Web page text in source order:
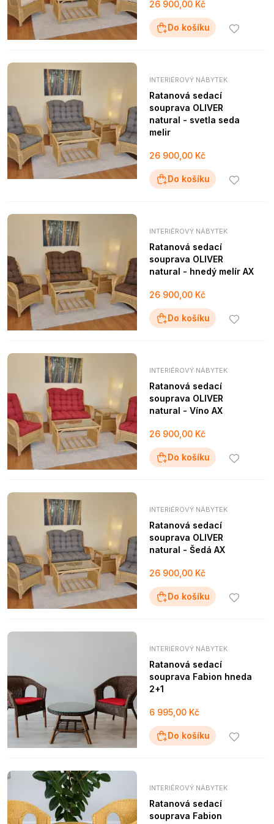
26 900,00 Kč
Do košíku
INTERIÉROVÝ NÁBYTEK
Ratanová sedací
souprava OLIVER
natural - svetla seda
melir
26 900,00 Kč
Do košíku
INTERIÉROVÝ NÁBYTEK
Ratanová sedací
souprava OLIVER
natural - hnedý melír AX
26 900,00 Kč
Do košíku
INTERIÉROVÝ NÁBYTEK
Ratanová sedací
souprava OLIVER
natural - Víno AX
26 900,00 Kč
Do košíku
INTERIÉROVÝ NÁBYTEK
Ratanová sedací
souprava OLIVER
natural - Šedá AX
26 900,00 Kč
Do košíku
INTERIÉROVÝ NÁBYTEK
Ratanová sedací
souprava Fabion hneda
2+1
6 995,00 Kč
Do košíku
INTERIÉROVÝ NÁBYTEK
Ratanová sedací
souprava Fabion